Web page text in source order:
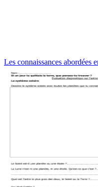
Les connaissances abordées